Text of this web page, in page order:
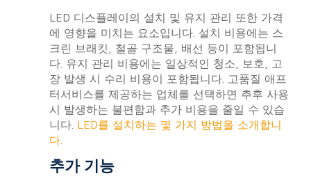
LED 디스플레이의 설치 및 유지 관리 또한 가격
에 영향을 미치는 요소입니다. 설치 비용에는 스
크린 브래킷, 철골 구조물, 배선 등이 포함됩니
다. 유지 관리 비용에는 일상적인 청소, 보호, 고
장 발생 시 수리 비용이 포함됩니다. 고품질 애프
터서비스를 제공하는 업체를 선택하면 추후 사용
시 발생하는 불편함과 추가 비용을 줄일 수 있습
니다. LED를 설치하는 몇 가지 방법을 소개합니
다.
추가 기능